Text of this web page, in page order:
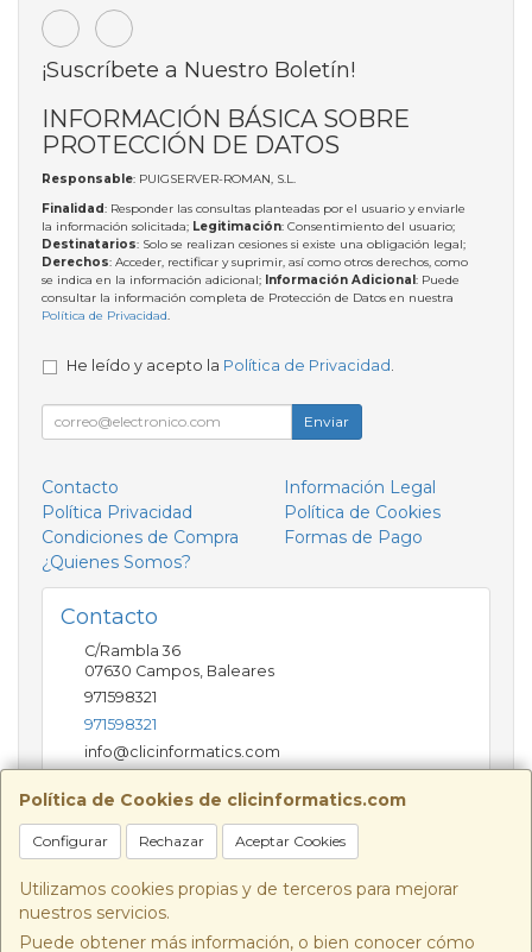
Política de Cookies de clicinformatics.com
Configurar Rechazar Aceptar Cookies
Utilizamos cookies propias y de terceros para mejorar
nuestros servicios.
Puede obtener más información, o bien conocer cómo
¡Suscríbete a Nuestro Boletín!
INFORMACIÓN BÁSICA SOBRE
PROTECCIÓN DE DATOS
Responsable: PUIGSERVER-ROMAN, S.L.
Finalidad: Responder las consultas planteadas por el usuario y enviarle
la información solicitada; Legitimación: Consentimiento del usuario;
Destinatarios: Solo se realizan cesiones si existe una obligación legal;
Derechos: Acceder, rectificar y suprimir, así como otros derechos, como
se indica en la información adicional; Información Adicional: Puede
consultar la información completa de Protección de Datos en nuestra
Política de Privacidad.
He leído y acepto la Política de Privacidad
Enviar
Contacto
Información Legal
Política Privacidad
Política de Cookies
Condiciones de Compra
Formas de Pago
¿Quienes Somos?
Contacto
C/Rambla 36
07630 Campos Baleares
971598321
971598321
info@clicinformatics.com
Horario
De lunes a viernes 9:00-13:30/16:00-19:30 Sábados
10:00-13:00